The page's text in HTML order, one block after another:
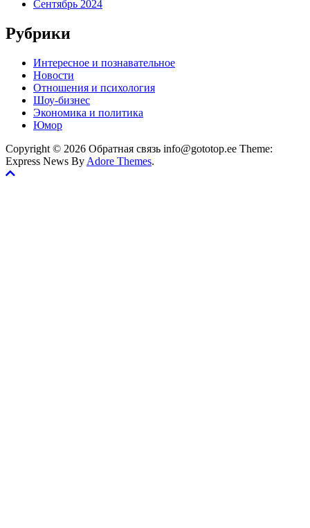
Сентябрь 2024
Рубрики
Интересное и познавательное
Новости
Отношения и психология
Шоу-бизнес
Экономика и политика
Юмор
Copyright © 2026 Обратная связь info@gototop.ee Theme:
Express News By Adore Themes.